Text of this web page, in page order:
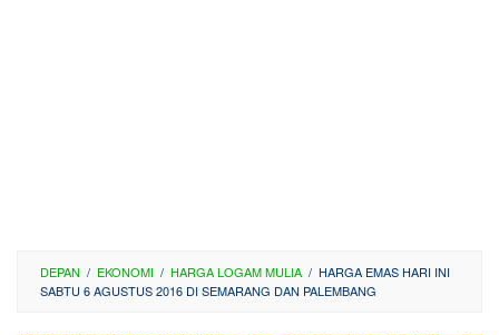
DEPAN / EKONOMI / HARGA LOGAM MULIA / HARGA EMAS HARI INI
SABTU 6 AGUSTUS 2016 DI SEMARANG DAN PALEMBANG